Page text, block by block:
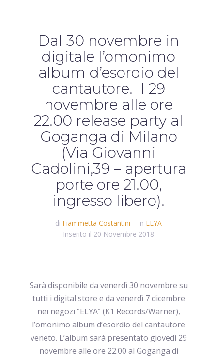
Dal 30 novembre in
digitale l’omonimo
album d’esordio del
cantautore. Il 29
novembre alle ore
22.00 release party al
Goganga di Milano
(Via Giovanni
Cadolini,39 – apertura
porte ore 21.00,
ingresso libero).
di Fiammetta Costantini In ELYA
Inserito il 20 Novembre 2018
Sarà disponibile da venerdì 30 novembre su
tutti i digital store e da venerdì 7 dicembre
nei negozi “ELYA” (K1 Records/Warner),
l’omonimo album d’esordio del cantautore
veneto. L’album sarà presentato giovedì 29
novembre alle ore 22.00 al Goganga di